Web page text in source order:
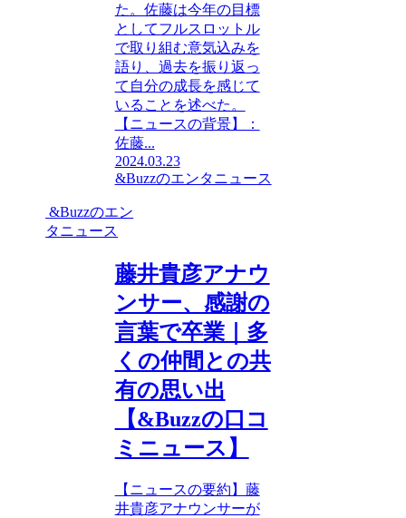
た。佐藤は今年の目標
としてフルスロットル
で取り組む意気込みを
語り、過去を振り返っ
て自分の成長を感じて
いることを述べた。
【ニュースの背景】：
佐藤...
2024.03.23
&Buzzのエンタニュース
&Buzzのエン
タニュース
藤井貴彦アナウ
ンサー、感謝の
言葉で卒業｜多
くの仲間との共
有の思い出
【&Buzzの口コ
ミニュース】
【ニュースの要約】藤
井貴彦アナウンサーが